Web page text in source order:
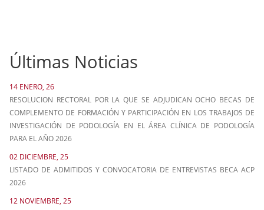
Últimas Noticias
14 ENERO, 26
RESOLUCION RECTORAL POR LA QUE SE ADJUDICAN OCHO BECAS DE
COMPLEMENTO DE FORMACIÓN Y PARTICIPACIÓN EN LOS TRABAJOS DE
INVESTIGACIÓN DE PODOLOGÍA EN EL ÁREA CLÍNICA DE PODOLOGÍA
PARA EL AÑO 2026
02 DICIEMBRE, 25
LISTADO DE ADMITIDOS Y CONVOCATORIA DE ENTREVISTAS BECA ACP
2026
12 NOVIEMBRE, 25